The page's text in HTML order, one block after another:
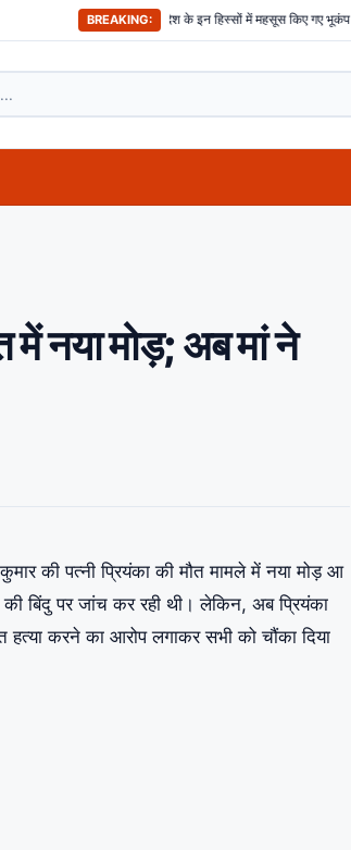
BREAKING:
समेत देश के इन हिस्सों में महसूस किए गए भूकंप के तगड़े झटके, दहशत में
में नया मोड़; अब मां ने
की पत्नी प्रियंका की मौत मामले में नया मोड़ आ
बिंदु पर जांच कर रही थी। लेकिन, अब प्रियंका
करने का आरोप लगाकर सभी को चौंका दिया